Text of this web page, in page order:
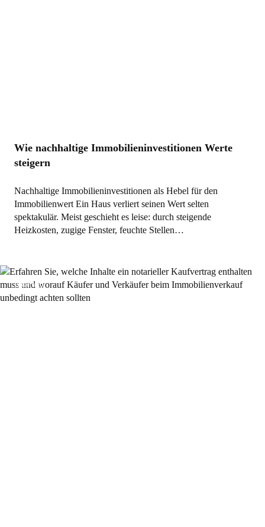
Wie nachhaltige Immobilieninvestitionen Werte
steigern
Nachhaltige Immobilieninvestitionen als Hebel für den
Immobilienwert Ein Haus verliert seinen Wert selten
spektakulär. Meist geschieht es leise: durch steigende
Heizkosten, zugige Fenster, feuchte Stellen…
Allgemein